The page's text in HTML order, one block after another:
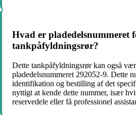
Hvad er pladedelsnummeret
tankpåfyldningsrør?
Dette tankpåfyldningsrør kan også
pladedelsnummeret 292052-9. Dette
identifikation og bestilling af det
nyttigt at kende dette nummer, især
reservedele eller få professionel